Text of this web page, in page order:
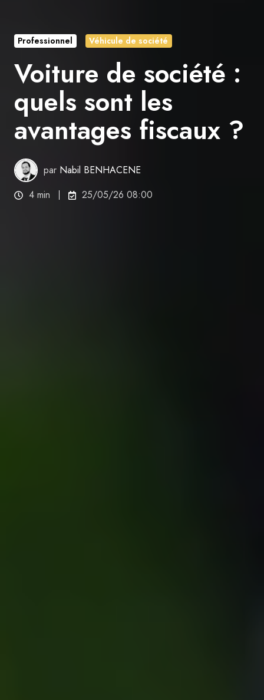
Professionnel Véhicule de société
Voiture de société :
quels sont les
avantages fiscaux ?
par Nabil BENHACENE
4 min
25/05/26 08:00